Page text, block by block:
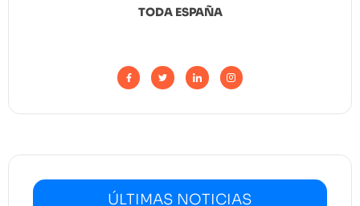
TODA ESPAÑA
ÚLTIMAS NOTICIAS